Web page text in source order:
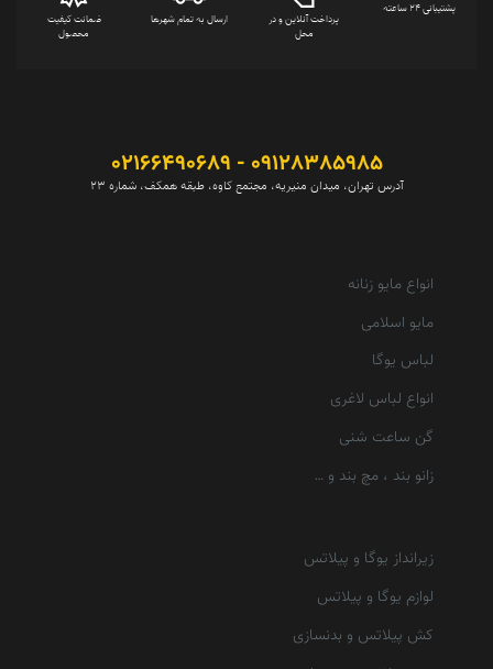
پشتیبانی 24 ساعته
پرداخت آنلاین و در
محل
ارسال به تمام شهرها
ضمانت کیفیت
محصول
09128385985 - 02166490689
آدرس تهران، میدان منیریه، مجتمع کاوه، طبقه همکف، شماره 23
انواع مایو زنانه
مایو اسلامی
لباس یوگا
انواع لباس لاغری
گن ساعت شنی
زانو بند ، مچ بند و …
زیرانداز یوگا و پیلاتس
لوازم یوگا و پیلاتس
کش پیلاتس و بدنسازی